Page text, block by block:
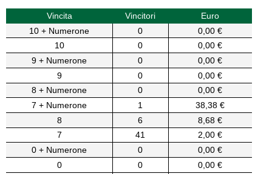
Vincita Vincitori
Euro
10 + Numerone
0
0,00 €
10
0
0,00 €
9 + Numerone
0
0,00 €
9
0
0,00 €
8 + Numerone
0
0,00 €
7 + Numerone
1
38,38 €
8
6
8,68 €
7
41
2,00 €
0 + Numerone
0
0,00 €
0
0
0,00 €